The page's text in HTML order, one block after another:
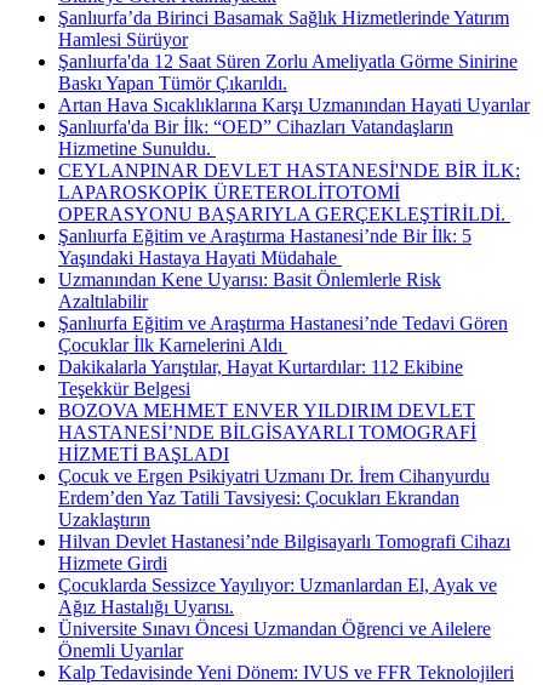
Şanlıurfa’da Birinci Basamak Sağlık Hizmetlerinde Yatırım
Hamlesi Sürüyor
Şanlıurfa'da 12 Saat Süren Zorlu Ameliyatla Görme Sinirine
Baskı Yapan Tümör Çıkarıldı.
Artan Hava Sıcaklıklarına Karşı Uzmanından Hayati Uyarılar
Şanlıurfa'da Bir İlk: “OED” Cihazları Vatandaşların
Hizmetine Sunuldu. ​
CEYLANPINAR DEVLET HASTANESİ'NDE BİR İLK:
LAPAROSKOPİK ÜRETEROLİTOTOMİ
OPERASYONU BAŞARIYLA GERÇEKLEŞTİRİLDİ. ​
Şanlıurfa Eğitim ve Araştırma Hastanesi’nde Bir İlk: 5
Yaşındaki Hastaya Hayati Müdahale ​
Uzmanından Kene Uyarısı: Basit Önlemlerle Risk
Azaltılabilir
Şanlıurfa Eğitim ve Araştırma Hastanesi’nde Tedavi Gören
Çocuklar İlk Karnelerini Aldı ​
Dakikalarla Yarıştılar, Hayat Kurtardılar: 112 Ekibine
Teşekkür Belgesi
BOZOVA MEHMET ENVER YILDIRIM DEVLET
HASTANESİ’NDE BİLGİSAYARLI TOMOGRAFİ
HİZMETİ BAŞLADI
Çocuk ve Ergen Psikiyatri Uzmanı Dr. İrem Cihanyurdu
Erdem’den Yaz Tatili Tavsiyesi: Çocukları Ekrandan
Uzaklaştırın
Hilvan Devlet Hastanesi’nde Bilgisayarlı Tomografi Cihazı
Hizmete Girdi
Çocuklarda Sessizce Yayılıyor: Uzmanlardan El, Ayak ve
Ağız Hastalığı Uyarısı.
Üniversite Sınavı Öncesi Uzmandan Öğrenci ve Ailelere
Önemli Uyarılar
Kalp Tedavisinde Yeni Dönem: IVUS ve FFR Teknolojileri